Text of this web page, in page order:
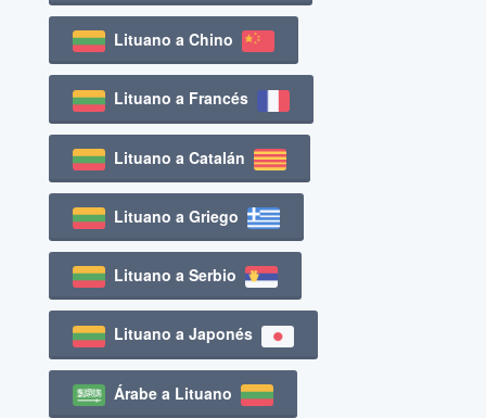
Lituano a Chino
Lituano a Francés
Lituano a Catalán
Lituano a Griego
Lituano a Serbio
Lituano a Japonés
Árabe a Lituano